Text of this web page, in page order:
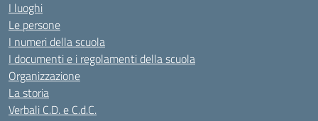
I luoghi
Le persone
I numeri della scuola
I documenti e i regolamenti della scuola
Organizzazione
La storia
Verbali C.D. e C.d.C.